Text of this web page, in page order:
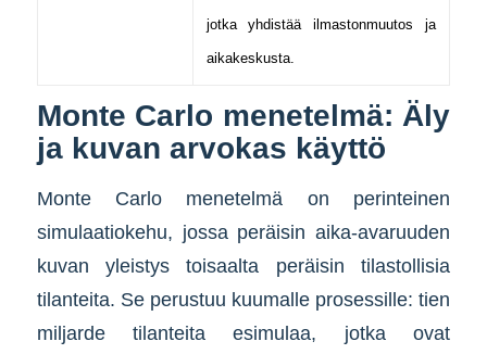
jotka yhdistää ilmastonmuutos ja
aikakeskusta.
Monte Carlo menetelmä: Äly
ja kuvan arvokas käyttö
Monte Carlo menetelmä on perinteinen
simulaatiokehu, jossa peräisin aika-avaruuden
kuvan yleistys toisaalta peräisin tilastollisia
tilanteita. Se perustuu kuumalle prosessille: tien
miljarde tilanteita esimulaa, jotka ovat